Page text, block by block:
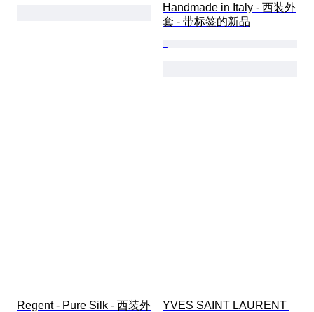
Handmade in Italy - 西装外
套 - 带标签的新品
Regent - Pure Silk - 西装外
YVES SAINT LAURENT